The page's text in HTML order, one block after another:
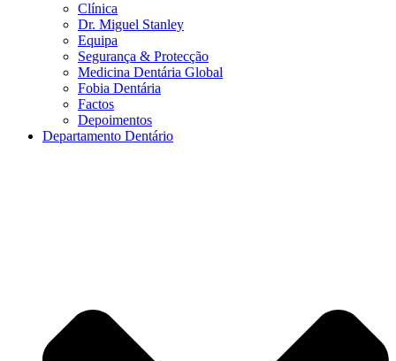
Clínica
Dr. Miguel Stanley
Equipa
Segurança & Protecção
Medicina Dentária Global
Fobia Dentária
Factos
Depoimentos
Departamento Dentário